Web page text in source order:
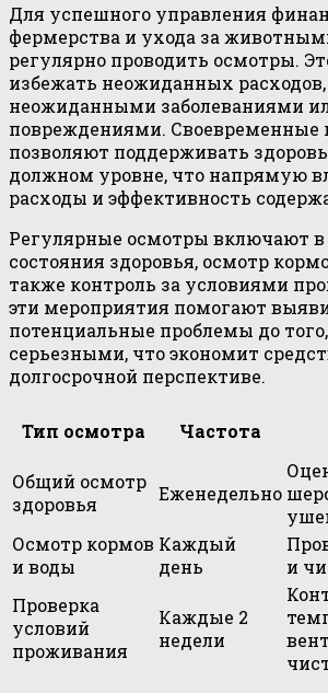
Для успешного управления
фермерства и ухода за
регулярно проводить осмотры.
избежать неожиданных
неожиданными заболеваниями
повреждениями. Своевременные
позволяют поддерживать
должном уровне, что напрямую
расходы и эффективность
Регулярные осмотры включают в
состояния здоровья, осмотр
также контроль за условиями
эти мероприятия помогают
потенциальные проблемы до
серьезными, что экономит
долгосрочной перспективе.
Тип осмотра Частота
Общий осмотр
здоровья
Еженедельно
Осмотр кормов
и воды
Каждый
день
и
Проверка
условий
проживания
Каждые 2
недели